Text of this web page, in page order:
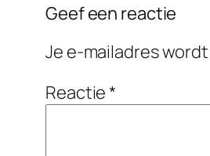
Geef een reactie
Je e-mailadres
Reactie*